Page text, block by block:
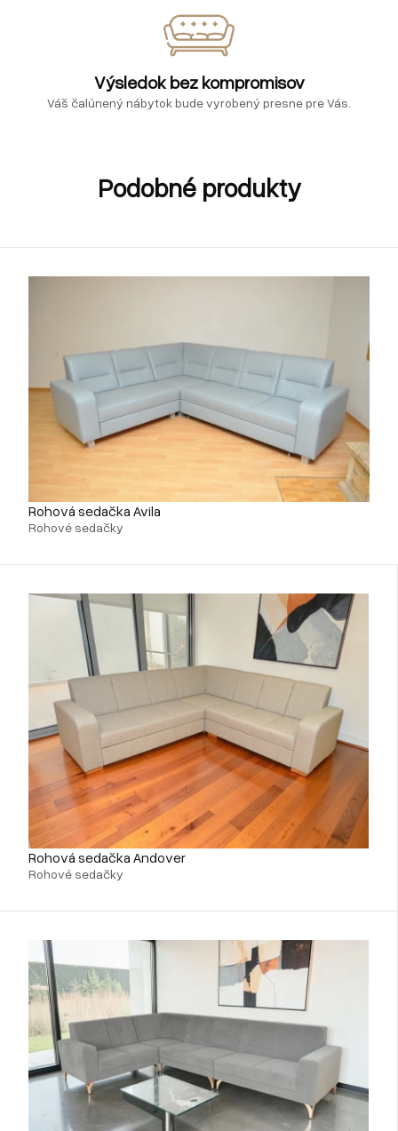
Výsledok bez kompromisov
Váš čalúnený nábytok bude vyrobený presne pre Vás.
Podobné produkty
Rohová sedačka Avila
Rohové sedačky
Rohová sedačka Andover
Rohové sedačky